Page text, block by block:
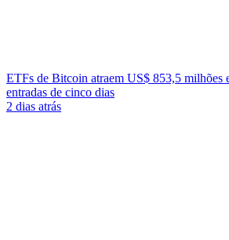
ETFs de Bitcoin atraem US$ 853,5 milhões
entradas de cinco dias
2 dias atrás